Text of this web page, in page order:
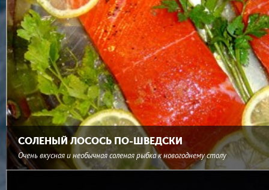
СОЛЕНЫЙ ЛОСОСЬ ПО-ШВЕДСКИ
Очень вкусная и необычная соленая рыбка к новогоднему столу